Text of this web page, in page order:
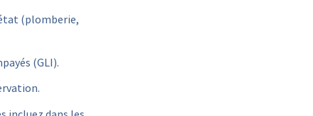
(plomberie,
(GLI).